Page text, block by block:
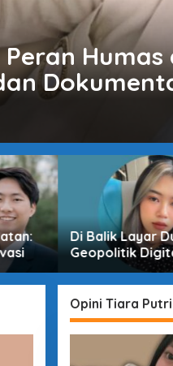
Garut
Di Balik Layar
Geopolitik
Indonesia di Era
Pertarungan
Opini Tiara